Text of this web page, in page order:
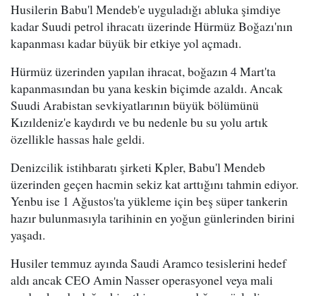
Husilerin Babu'l Mendeb'e uyguladığı abluka şimdiye
kadar Suudi petrol ihracatı üzerinde Hürmüz Boğazı'nın
kapanması kadar büyük bir etkiye yol açmadı.
Hürmüz üzerinden yapılan ihracat, boğazın 4 Mart'ta
kapanmasından bu yana keskin biçimde azaldı. Ancak
Suudi Arabistan sevkiyatlarının büyük bölümünü
Kızıldeniz'e kaydırdı ve bu nedenle bu su yolu artık
özellikle hassas hale geldi.
Denizcilik istihbaratı şirketi Kpler, Babu'l Mendeb
üzerinden geçen hacmin sekiz kat arttığını tahmin ediyor.
Yenbu ise 1 Ağustos'ta yükleme için beş süper tankerin
hazır bulunmasıyla tarihinin en yoğun günlerinden birini
yaşadı.
Husiler temmuz ayında Saudi Aramco tesislerini hedef
aldı ancak CEO Amin Nasser operasyonel veya mali